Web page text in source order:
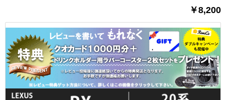
￥8,200